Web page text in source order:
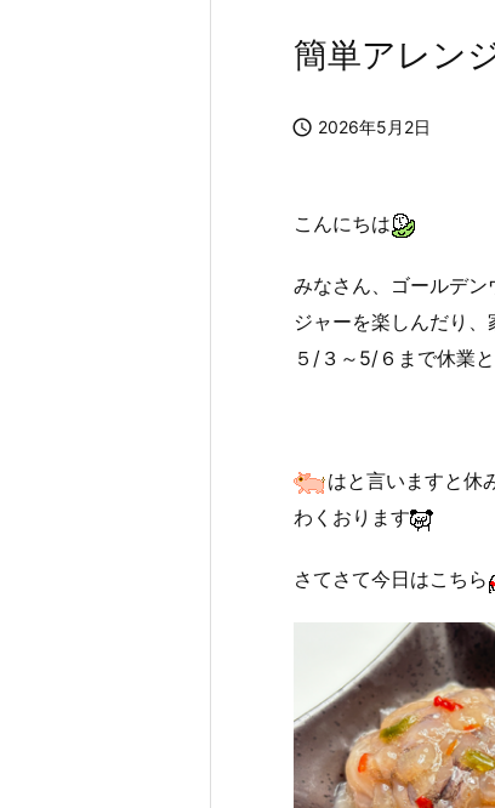
簡単アレン
 2026年5月2日
こんにちは
みなさん、ゴールデ
ジャーを楽しんだり
５/３～5/６まで休業
はと言いますと休
わくおります
さてさて今日はこちら